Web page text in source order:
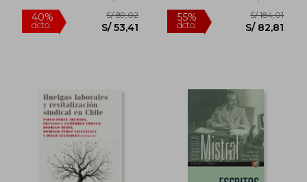
2024, Tapa Blanda, Nuevo
2023, Tapa Blanda, Nuevo